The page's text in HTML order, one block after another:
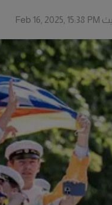
Feb 16, 2025, 15:38 PM